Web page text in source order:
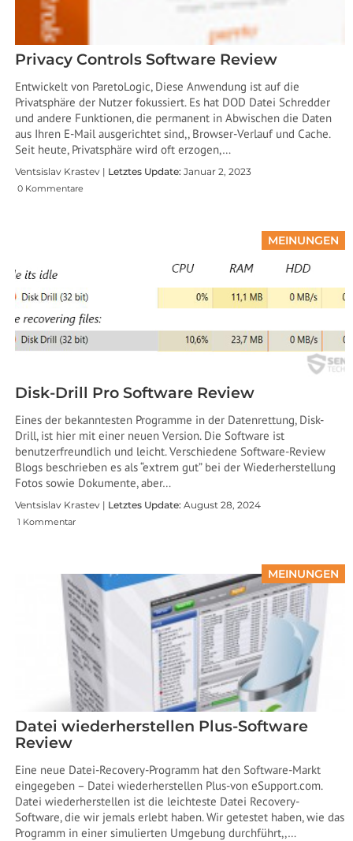
Privacy Controls Software Review
Entwickelt von ParetoLogic, Diese Anwendung ist auf die
Privatsphäre der Nutzer fokussiert. Es hat DOD Datei Schredder
und andere Funktionen, die permanent in Abwischen die Daten
aus Ihren E-Mail ausgerichtet sind,, Browser-Verlauf und Cache.
Seit heute, Privatsphäre wird oft erzogen,…
Ventsislav Krastev | Letztes Update: Januar 2, 2023
0 Kommentare
MEINUNGEN
Disk-Drill Pro Software Review
Eines der bekanntesten Programme in der Datenrettung, Disk-
Drill, ist hier mit einer neuen Version. Die Software ist
benutzerfreundlich und leicht. Verschiedene Software-Review
Blogs beschrieben es als “extrem gut” bei der Wiederherstellung
Fotos sowie Dokumente, aber…
Ventsislav Krastev | Letztes Update: August 28, 2024
1 Kommentar
MEINUNGEN
Datei wiederherstellen Plus-Software
Review
Eine neue Datei-Recovery-Programm hat den Software-Markt
eingegeben – Datei wiederherstellen Plus-von eSupport.com.
Datei wiederherstellen ist die leichteste Datei Recovery-
Software, die wir jemals erlebt haben. Wir getestet haben, wie das
Programm in einer simulierten Umgebung durchführt,,…